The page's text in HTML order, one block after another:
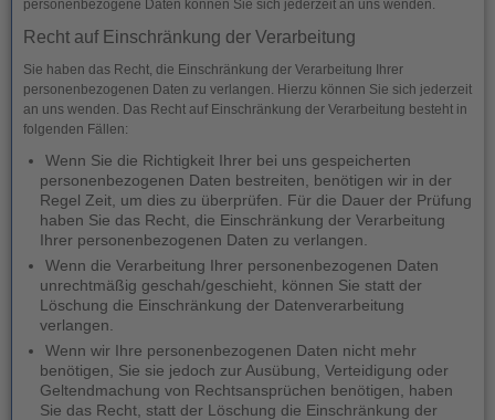
personenbezogene Daten können Sie sich jederzeit an uns wenden.
Recht auf Einschränkung der Verarbeitung
Sie haben das Recht, die Einschränkung der Verarbeitung Ihrer
personenbezogenen Daten zu verlangen. Hierzu können Sie sich jederzeit
an uns wenden. Das Recht auf Einschränkung der Verarbeitung besteht in
folgenden Fällen:
Wenn Sie die Richtigkeit Ihrer bei uns gespeicherten
personenbezogenen Daten bestreiten, benötigen wir in der
Regel Zeit, um dies zu überprüfen. Für die Dauer der Prüfung
haben Sie das Recht, die Einschränkung der Verarbeitung
Ihrer personenbezogenen Daten zu verlangen.
Wenn die Verarbeitung Ihrer personenbezogenen Daten
unrechtmäßig geschah/geschieht, können Sie statt der
Löschung die Einschränkung der Datenverarbeitung
verlangen.
Wenn wir Ihre personenbezogenen Daten nicht mehr
benötigen, Sie sie jedoch zur Ausübung, Verteidigung oder
Geltendmachung von Rechtsansprüchen benötigen, haben
Sie das Recht, statt der Löschung die Einschränkung der